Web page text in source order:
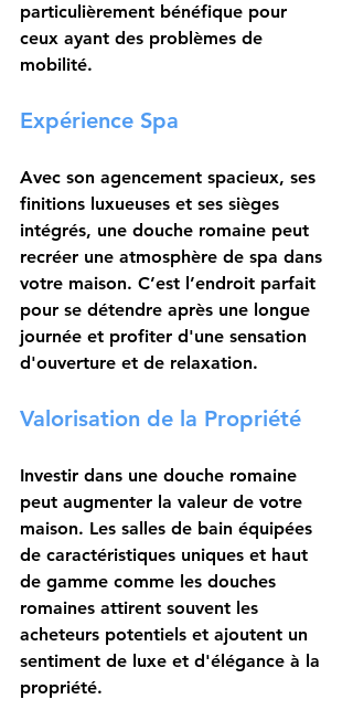
particulièrement bénéfique pour
ceux ayant des problèmes de
mobilité.
Expérience Spa
Avec son agencement spacieux, ses
finitions luxueuses et ses sièges
intégrés, une douche romaine peut
recréer une atmosphère de spa dans
votre maison. C’est l’endroit parfait
pour se détendre après une longue
journée et profiter d'une sensation
d'ouverture et de relaxation.
Valorisation de la Propriété
Investir dans une douche romaine
peut augmenter la valeur de votre
maison. Les salles de bain équipées
de caractéristiques uniques et haut
de gamme comme les douches
romaines attirent souvent les
acheteurs potentiels et ajoutent un
sentiment de luxe et d'élégance à la
propriété.